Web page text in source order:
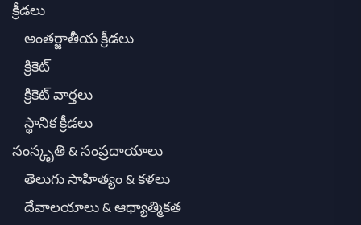
క్రీడలు
అంతర్జాతీయ క్రీడలు
క్రికెట్
క్రికెట్ వార్తలు
స్థానిక క్రీడలు
సంస్కృతి & సంప్రదాయాలు
తెలుగు సాహిత్యం & కళలు
దేవాలయాలు & ఆధ్యాత్మికత